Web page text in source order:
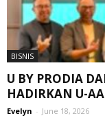
BISNIS
U BY PRODIA
HADIRKAN U-
Evelyn - June 18, 2026